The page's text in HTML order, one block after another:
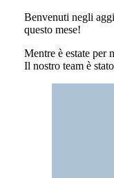
Benvenuti negli
questo mese!
Mentre è estate per
Il nostro team è